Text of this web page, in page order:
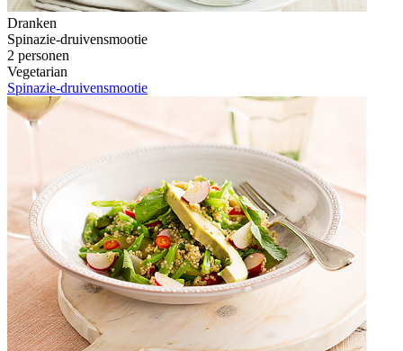
Dranken
Spinazie-druivensmootie
2 personen
Vegetarian
Spinazie-druivensmootie